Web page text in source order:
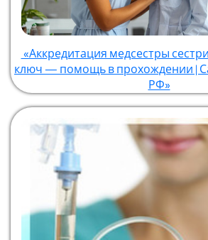
«Аккредитация медсестры
ключ — помощь в прохождении |
РФ»